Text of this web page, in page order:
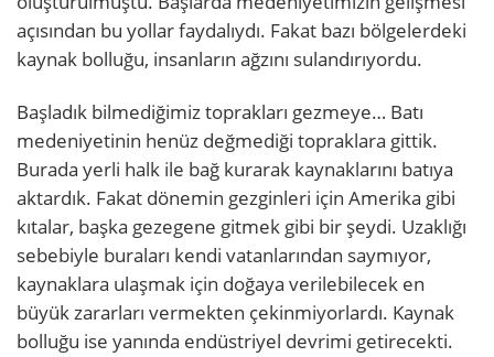
açısından bu yollar faydalıydı. Fakat bazı bölgelerdeki
kaynak bolluğu, insanların ağzını sulandırıyordu.
Başladık bilmediğimiz toprakları gezmeye… Batı
medeniyetinin henüz değmediği topraklara gittik.
Burada yerli halk ile bağ kurarak kaynaklarını batıya
aktardık. Fakat dönemin gezginleri için Amerika gibi
kıtalar, başka gezegene gitmek gibi bir şeydi. Uzaklığı
sebebiyle buraları kendi vatanlarından saymıyor,
kaynaklara ulaşmak için doğaya verilebilecek en
büyük zararları vermekten çekinmiyorlardı. Kaynak
bolluğu ise yanında endüstriyel devrimi getirecekti.